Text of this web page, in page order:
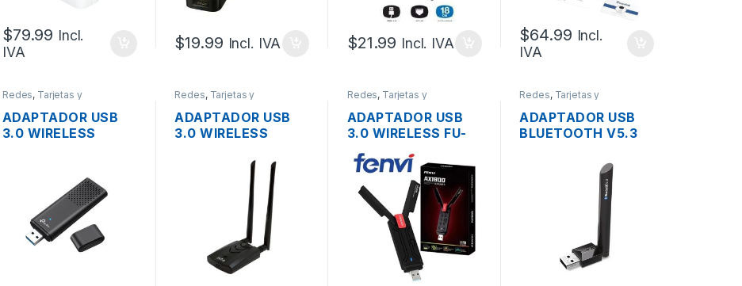
$79.99 Incl.
IVA
$19.99 Incl. IVA $21.99 Incl. IVA $64.99 Incl.
IVA
Redes, Tarjetas y
ADAPTADOR USB
3.0 WIRELESS
WIFI6 DUAL BAND
1800MBPS ANTENA
ALTA GANANCIA
Redes, Tarjetas y
ADAPTADOR USB
3.0 WIRELESS
AWUS036AXML
WIFI6E TRI BAND
DOS ANTENAS
Redes, Tarjetas y
ADAPTADOR USB
3.0 WIRELESS FU-
AX1800P
1800MBPS DUAL
BAND, DOS
ANTENAS, WIFI 6
Redes, Tarjetas y
ADAPTADOR USB
BLUETOOTH V5.3